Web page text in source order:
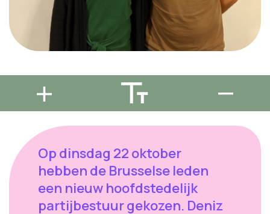
Op dinsdag 22 oktober
hebben de Brusselse leden
een nieuw hoofdstedelijk
partijbestuur gekozen. Deniz